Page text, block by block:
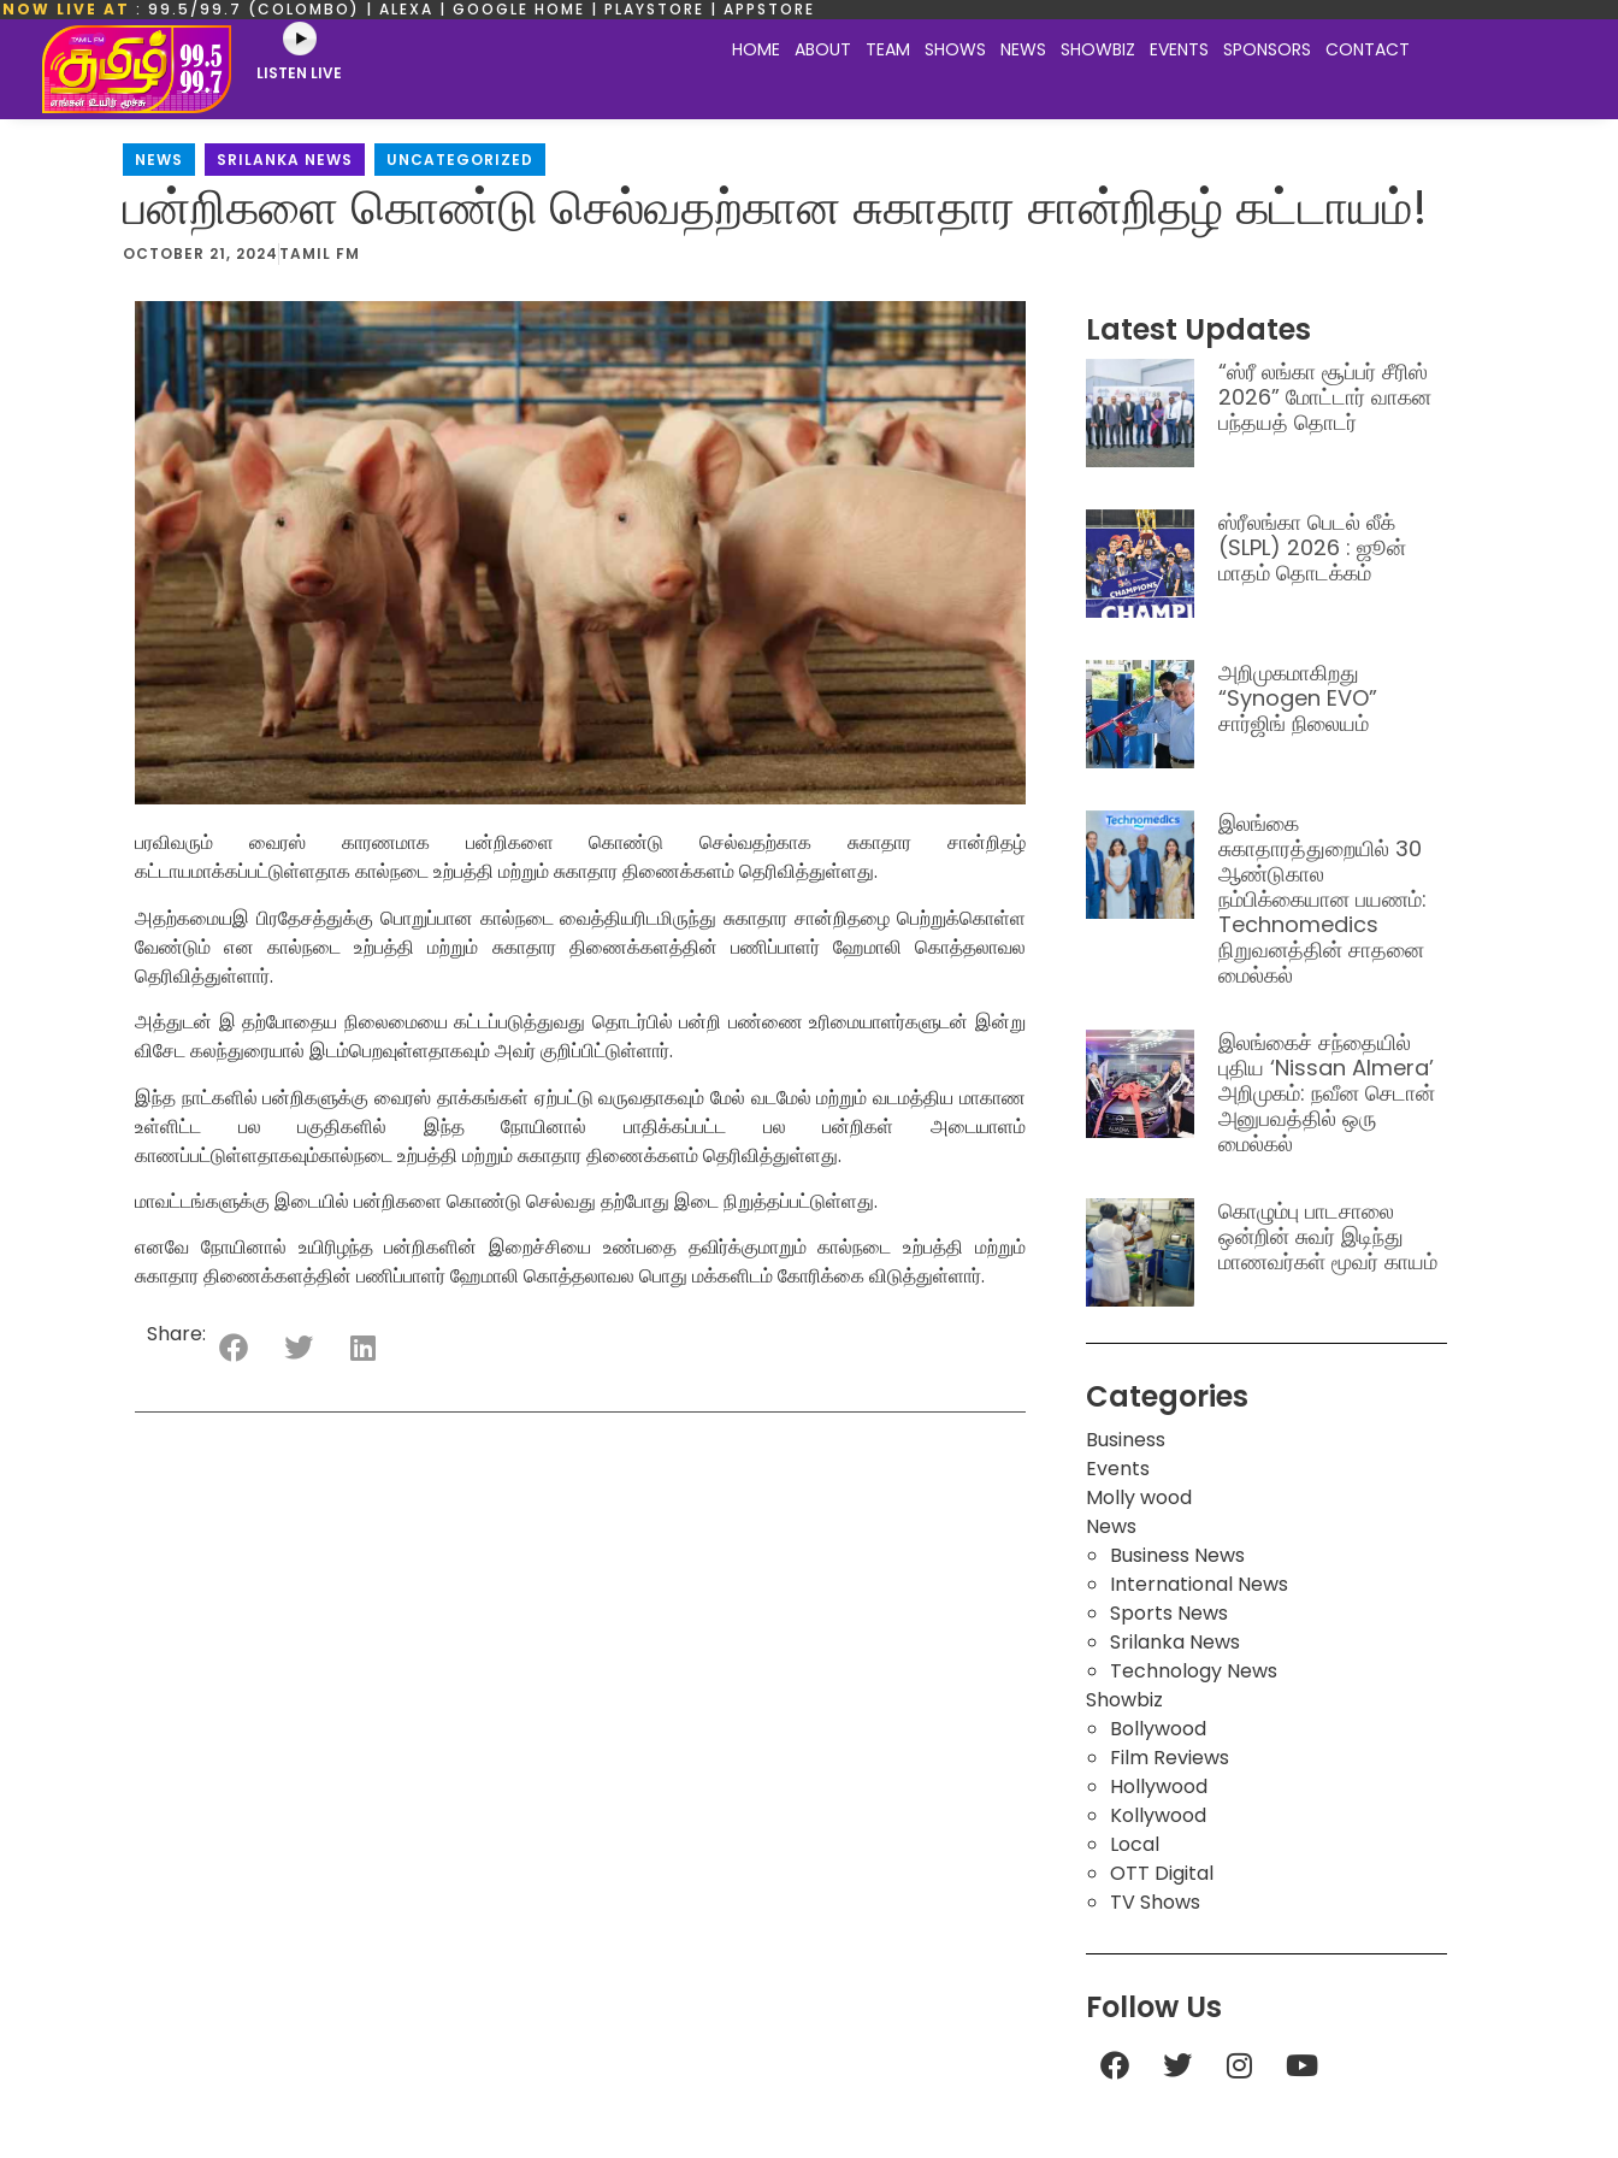
NOW LIVE AT : 99.5/99.7 (COLOMBO) | ALEXA | GOOGLE HOME | PLAYSTORE | APPSTORE
LISTEN LIVE
HOME ABOUT TEAM SHOWS NEWS SHOWBIZ EVENTS SPONSORS CONTACT
NEWS SRILANKA NEWS UNCATEGORIZED
பன்றிகளை கொண்டு செல்வதற்கான சுகாதார சான்றிதழ் கட்டாயம்!
OCTOBER 21, 2024 TAMIL FM
பரவிவரும் வைரஸ் காரணமாக பன்றிகளை கொண்டு செல்வதற்காக சுகாதார சான்றிதழ்
கட்டாயமாக்கப்பட்டுள்ளதாக கால்நடை உற்பத்தி மற்றும் சுகாதார திணைக்களம் தெரிவித்துள்ளது.
அதற்கமையஇ பிரதேசத்துக்கு பொறுப்பான கால்நடை வைத்தியரிடமிருந்து சுகாதார சான்றிதழை பெற்றுக்கொள்ள
வேண்டும் என கால்நடை உற்பத்தி மற்றும் சுகாதார திணைக்களத்தின் பணிப்பாளர் ஹேமாலி கொத்தலாவல
தெரிவித்துள்ளார்.
அத்துடன் இ தற்போதைய நிலைமையை கட்டப்படுத்துவது தொடர்பில் பன்றி பண்ணை உரிமையாளர்களுடன் இன்று
விசேட கலந்துரையால் இடம்பெறவுள்ளதாகவும் அவர் குறிப்பிட்டுள்ளார்.
இந்த நாட்களில் பன்றிகளுக்கு வைரஸ் தாக்கங்கள் ஏற்பட்டு வருவதாகவும் மேல் வடமேல் மற்றும் வடமத்திய மாகாண
உள்ளிட்ட பல பகுதிகளில் இந்த நோயினால் பாதிக்கப்பட்ட பல பன்றிகள் அடையாளம்
காணப்பட்டுள்ளதாகவும்கால்நடை உற்பத்தி மற்றும் சுகாதார திணைக்களம் தெரிவித்துள்ளது.
மாவட்டங்களுக்கு இடையில் பன்றிகளை கொண்டு செல்வது தற்போது இடை நிறுத்தப்பட்டுள்ளது.
எனவே நோயினால் உயிரிழந்த பன்றிகளின் இறைச்சியை உண்பதை தவிர்க்குமாறும் கால்நடை உற்பத்தி மற்றும்
சுகாதார திணைக்களத்தின் பணிப்பாளர் ஹேமாலி கொத்தலாவல பொது மக்களிடம் கோரிக்கை விடுத்துள்ளார்.
Share:
Latest Updates
“ஸ்ரீ லங்கா சூப்பர் சீரிஸ்
2026” மோட்டார் வாகன
பந்தயத் தொடர்
ஸ்ரீலங்கா பெடல் லீக்
(SLPL) 2026 : ஜூன்
மாதம் தொடக்கம்
அறிமுகமாகிறது
“Synogen EVO”
சார்ஜிங் நிலையம்
இலங்கை
சுகாதாரத்துறையில் 30
ஆண்டுகால
நம்பிக்கையான பயணம்:
Technomedics
நிறுவனத்தின் சாதனை
மைல்கல்
இலங்கைச் சந்தையில்
புதிய ‘Nissan Almera’
அறிமுகம்: நவீன செடான்
அனுபவத்தில் ஒரு
மைல்கல்
கொழும்பு பாடசாலை
ஒன்றின் சுவர் இடிந்து
மாணவர்கள் மூவர் காயம்
Categories
Business
Events
Molly wood
News
Business News
International News
Sports News
Srilanka News
Technology News
Showbiz
Bollywood
Film Reviews
Hollywood
Kollywood
Local
OTT Digital
TV Shows
Follow Us